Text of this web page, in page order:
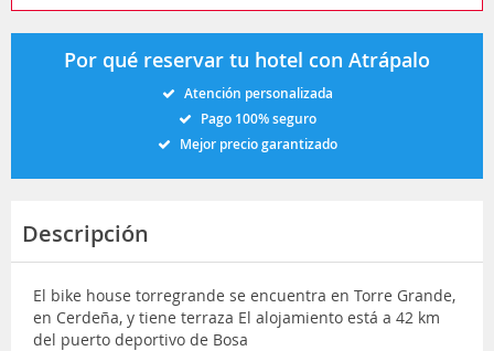
Por qué reservar tu hotel con Atrápalo
Atención personalizada
Pago 100% seguro
Mejor precio garantizado
Descripción
El bike house torregrande se encuentra en Torre Grande,
en Cerdeña, y tiene terraza El alojamiento está a 42 km
del puerto deportivo de Bosa